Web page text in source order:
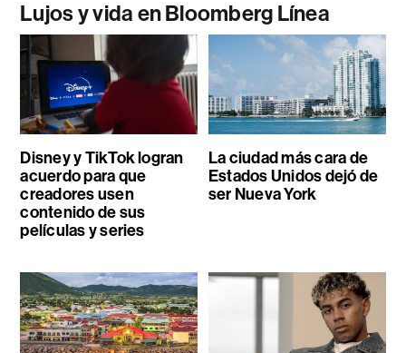
Lujos y vida en Bloomberg Línea
Disney y TikTok logran
acuerdo para que
creadores usen
contenido de sus
películas y series
La ciudad más cara de
Estados Unidos dejó de
ser Nueva York